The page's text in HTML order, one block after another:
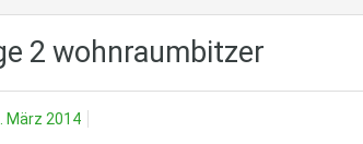
2 wohnraumbitzer
März 2014